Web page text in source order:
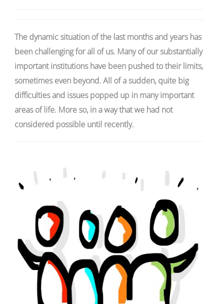
The dynamic situation of the last months and years has
been challenging for all of us. Many of our substantially
important institutions have been pushed to their limits,
sometimes even beyond. All of a sudden, quite big
difficulties and issues popped up in many important
areas of life. More so, in a way that we had not
considered possible until recently.